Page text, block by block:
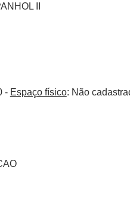
II
- Espaço físico: Não